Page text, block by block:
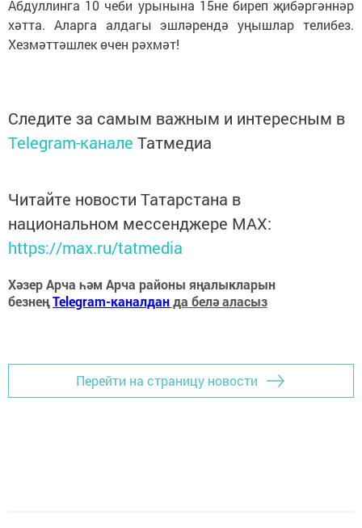
Абдуллинга 10 чеби урынына 15не биреп җибәргәннәр
хәтта. Аларга алдагы эшләрендә уңышлар телибез.
Хезмәттәшлек өчен рәхмәт!
Следите за самым важным и интересным в
Telegram-канале Татмедиа
Читайте новости Татарстана в
национальном мессенджере MАХ:
https://max.ru/tatmedia
Хәзер Арча һәм Арча районы яңалыкларын
безнеңTelegram-каналданда белә аласыз
Перейти на страницу новости